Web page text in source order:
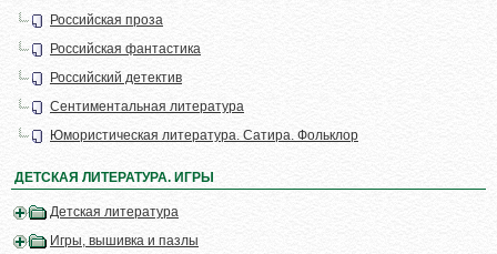
Российская проза
Российская фантастика
Российский детектив
Сентиментальная литература
Юмористическая литература. Сатира. Фольклор
ДЕТСКАЯ ЛИТЕРАТУРА. ИГРЫ
Детская литература
Игры, вышивка и пазлы